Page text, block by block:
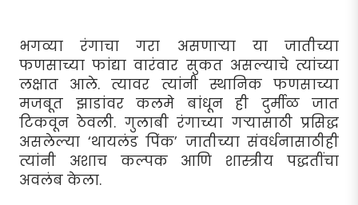
भगव्या रंगाचा गरा असणार्‍या या जातीच्या
फणसाच्या फांद्या वारंवार सुकत असल्याचे त्यांच्या
लक्षात आले. त्यावर त्यांनी स्थानिक फणसाच्या
मजबूत झाडांवर कलमे बांधून ही दुर्मीळ जात
टिकवून ठेवली. गुलाबी रंगाच्या गर्‍यासाठी प्रसिद्ध
असलेल्या ‘थायलंड पिंक’ जातीच्या संवर्धनासाठीही
त्यांनी अशाच कल्पक आणि शास्त्रीय पद्धतींचा
अवलंब केला.